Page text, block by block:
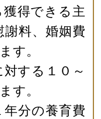
得できる主
料、婚姻費
す。
する１０～
す。
分の養育費